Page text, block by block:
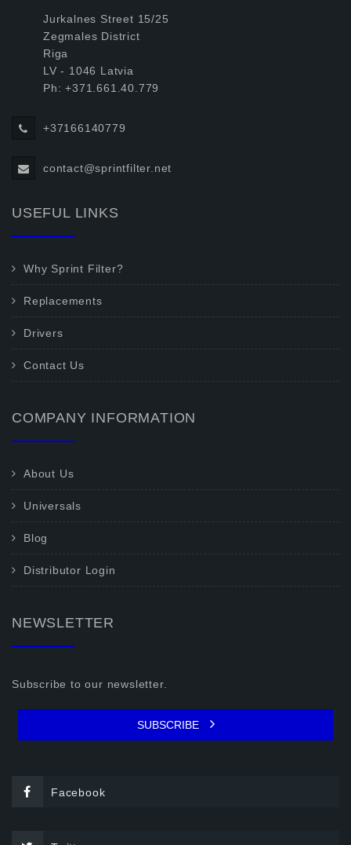
Jurkalnes Street 15/25
Zegmales District
Riga
LV - 1046 Latvia
Ph: +371.661.40.779
+37166140779
contact@sprintfilter.net
USEFUL LINKS
Why Sprint Filter?
Replacements
Drivers
Contact Us
COMPANY INFORMATION
About Us
Universals
Blog
Distributor Login
NEWSLETTER
Subscribe to our newsletter.
SUBSCRIBE
Facebook